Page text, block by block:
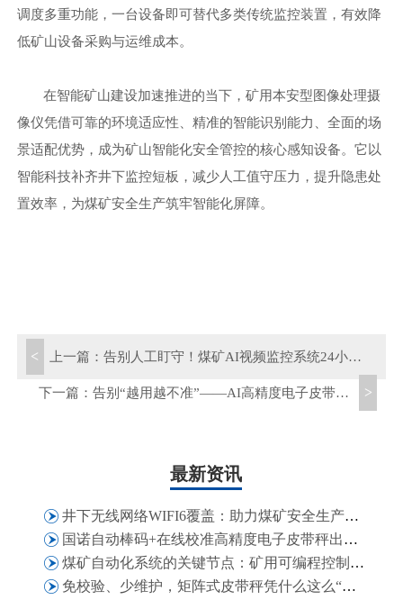
调度多重功能，一台设备即可替代多类传统监控装置，有效降
低矿山设备采购与运维成本。
在智能矿山建设加速推进的当下，矿用本安型图像处理摄
像仪凭借可靠的环境适应性、精准的智能识别能力、全面的场
景适配优势，成为矿山智能化安全管控的核心感知设备。它以
智能科技补齐井下监控短板，减少人工值守压力，提升隐患处
置效率，为煤矿安全生产筑牢智能化屏障。
< 上一篇： 告别人工盯守！煤矿AI视频监控系统24小时智能巡检井下隐患
下一篇：告别“越用越不准”——AI高精度电子皮带秤如何实现“越用越准”的智能进化 >
最新资讯
井下无线网络WIFI6覆盖：助力煤矿安全生产、高效运营与智能化管理
国诺自动棒码+在线校准高精度电子皮带秤出口津巴布韦，获客户二次复购认可
煤矿自动化系统的关键节点：矿用可编程控制箱在矿井自动化场景中的适配能力
免校验、少维护，矩阵式皮带秤凭什么这么“省心”？